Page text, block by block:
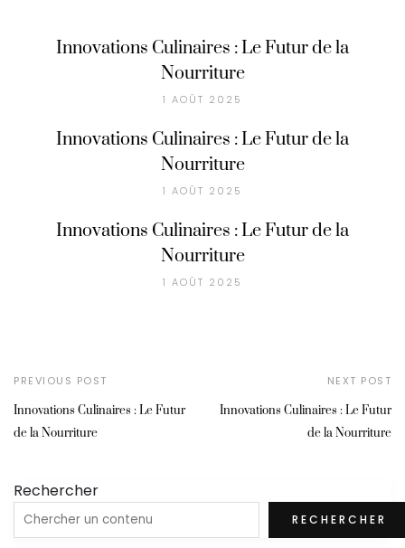
Innovations Culinaires : Le Futur de la
Nourriture
1 AOÛT 2025
Innovations Culinaires : Le Futur de la
Nourriture
1 AOÛT 2025
Innovations Culinaires : Le Futur de la
Nourriture
1 AOÛT 2025
PREVIOUS POST
Innovations Culinaires : Le Futur
de la Nourriture
NEXT POST
Innovations Culinaires : Le Futur
de la Nourriture
Rechercher
RECHERCHER